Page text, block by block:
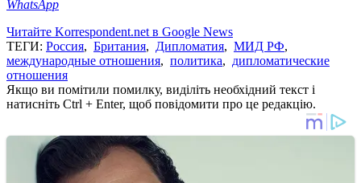
WhatsApp
Читайте Korrespondent.net в Google News
ТЕГИ: Россия, Британия, Дипломатия, МИД РФ,
международные отношения, политика, дипломатические
отношения
Якщо ви помітили помилку, виділіть необхідний текст і
натисніть Ctrl + Enter, щоб повідомити про це редакцію.